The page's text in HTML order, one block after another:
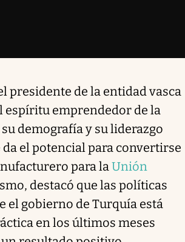
presidente de la entidad vasca
espíritu emprendedor de la
demografía y su liderazgo
el potencial para convertirse
para laUnión
destacó que las políticas
el gobierno de Turquía está
en los últimos meses